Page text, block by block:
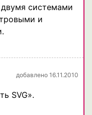
системами
и
добавлено 16.11.2010
SVG».